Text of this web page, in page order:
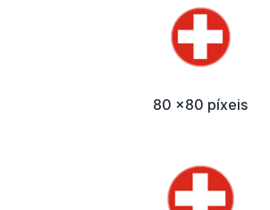
80 x80 píxeis